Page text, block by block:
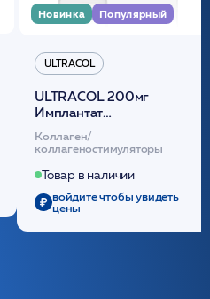
Новинка Популярный
ULTRACOL
ULTRACOL 200мг
Имплантат
внутридермальный,
стерильный на основе
полидиоксанона
/ULTRACOL
Коллаген/
коллагеностимуляторы
Товар в наличии
войдите чтобы увидеть
цены